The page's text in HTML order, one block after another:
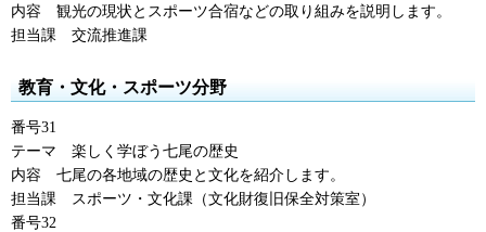
内容
観光の現状 とスポーツ合宿などの取り組みを説明します。
担当課
交流推進課
教育・文化・スポーツ分野
番号31
テーマ
楽しく 学ぼう七尾の歴史
内容
七尾の各地域の歴史と文化を紹介します。
担当課
スポーツ ・文化課（文化財復旧保全対策室）
番号32